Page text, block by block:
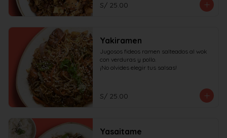
S/ 25.00
Yakiramen
Jugosos fideos ramen salteados al wok
con verduras y pollo.
¡No olvides elegir tus salsas!
S/ 25.00
Yasaitame